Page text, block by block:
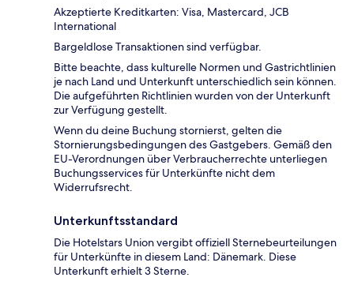
Akzeptierte Kreditkarten: Visa, Mastercard, JCB
International
Bargeldlose Transaktionen sind verfügbar.
Bitte beachte, dass kulturelle Normen und Gastrichtlinien
je nach Land und Unterkunft unterschiedlich sein können.
Die aufgeführten Richtlinien wurden von der Unterkunft
zur Verfügung gestellt.
Wenn du deine Buchung stornierst, gelten die
Stornierungsbedingungen des Gastgebers. Gemäß den
EU-Verordnungen über Verbraucherrechte unterliegen
Buchungsservices für Unterkünfte nicht dem
Widerrufsrecht.
Unterkunftsstandard
Die Hotelstars Union vergibt offiziell Sternebeurteilungen
für Unterkünfte in diesem Land: Dänemark. Diese
Unterkunft erhielt 3 Sterne.